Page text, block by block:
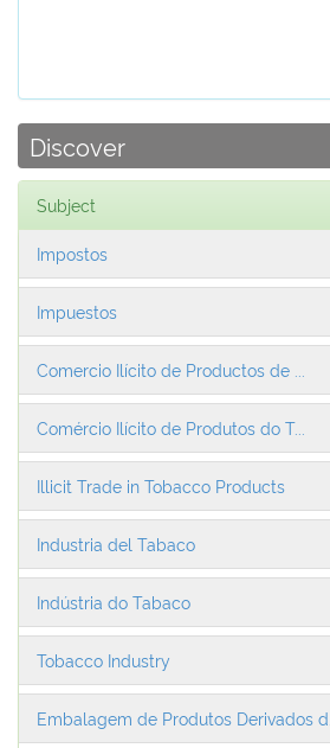
Discover
Subject
Impostos
Impuestos
Comercio Ilícito de Productos de ...
Comércio Ilícito de Produtos do T...
Illicit Trade in Tobacco Products
Industria del Tabaco
Indústria do Tabaco
Tobacco Industry
Embalagem de Produtos Derivados d...